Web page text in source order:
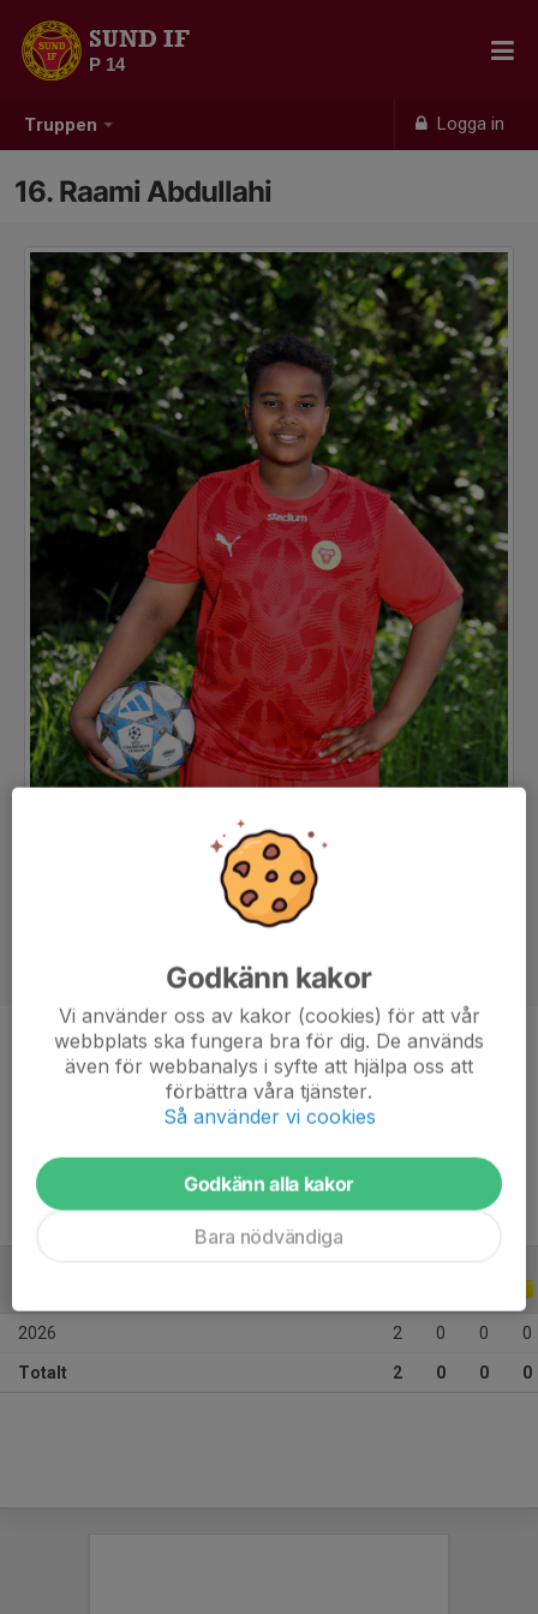
Truppen Logga in
SUND IF
P 14
16. Raami Abdullahi
Position
-
12 år
Kubenborgs IF
2026 2 0 0 0
Totalt 2 0 0 0
Godkänn kakor
Vi använder oss av kakor (cookies) för att vår
webbplats ska fungera bra för dig. De används
även för webbanalys i syfte att hjälpa oss att
förbättra våra tjänster.
Så använder vi cookies
Godkänn alla kakor
Bara nödvändiga